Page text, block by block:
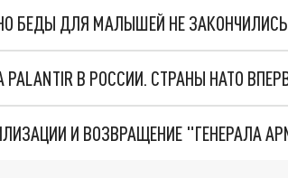
БЕДЫ ДЛЯ МАЛЫШЕЙ НЕ ЗАКОНЧИЛИСЬ